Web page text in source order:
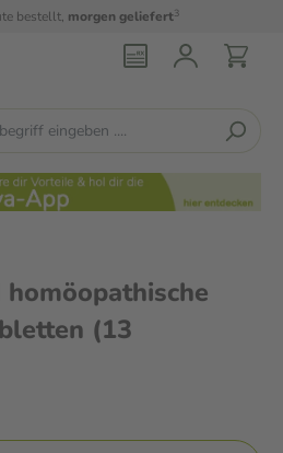
bestellt, morgen geliefert3
(13